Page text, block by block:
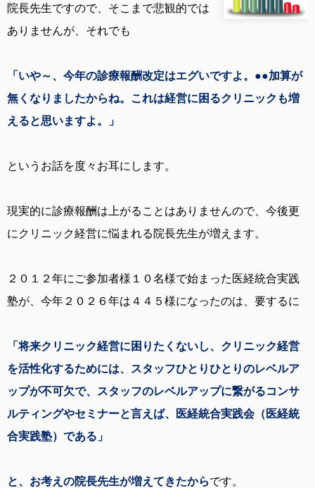
院長先生ですので、そこまで悲観的では
ありませんが、それでも
「いや～、今年の診療報酬改定はエグいですよ。●●加算が
無くなりましたからね。これは経営に困るクリニックも増
えると思いますよ。」
というお話を度々お耳にします。
現実的に診療報酬は上がることはありませんので、今後更
にクリニック経営に悩まれる院長先生が増えます。
２０１２年にご参加者様１０名様で始まった医経統合実践
塾が、今年２０２６年は４４５様になったのは、要するに
「将来クリニック経営に困りたくないし、クリニック経営
を活性化するためには、スタッフひとりひとりのレベルア
ップが不可欠で、スタッフのレベルアップに繋がるコンサ
ルティングやセミナーと言えば、医経統合実践会（医経統
合実践塾）である」
と、お考えの院長先生が増えてきたからです。